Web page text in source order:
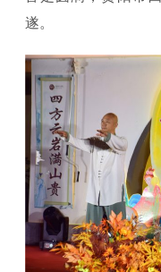
遂。